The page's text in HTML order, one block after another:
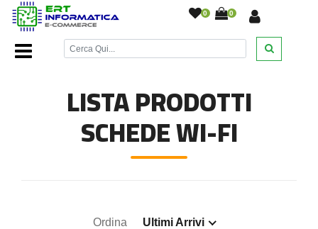
0 0
Home Page/Componenti Computer/Schede Wi-Fi
LISTA PRODOTTI
SCHEDE WI-FI
Ordina Ultimi Arrivi